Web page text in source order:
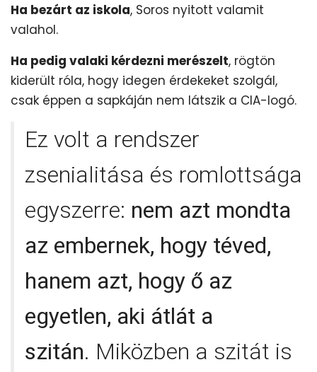
Ha bezárt az iskola, Soros nyitott valamit
valahol.
Ha pedig valaki kérdezni merészelt, rögtön
kiderült róla, hogy idegen érdekeket szolgál,
csak éppen a sapkáján nem látszik a CIA-logó.
Ez volt a rendszer
zsenialitása és romlottsága
egyszerre: nem azt mondta
az embernek, hogy téved,
hanem azt, hogy ő az
egyetlen, aki átlát a
szitán. Miközben a szitát is